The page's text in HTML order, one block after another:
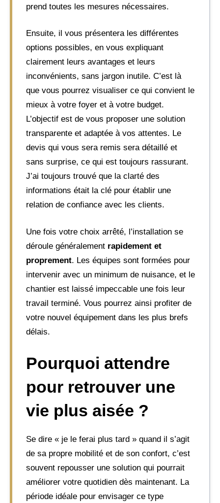
prend toutes les mesures nécessaires.
Ensuite, il vous présentera les différentes
options possibles, en vous expliquant
clairement leurs avantages et leurs
inconvénients, sans jargon inutile. C’est là
que vous pourrez visualiser ce qui convient le
mieux à votre foyer et à votre budget.
L’objectif est de vous proposer une solution
transparente et adaptée à vos attentes. Le
devis qui vous sera remis sera détaillé et
sans surprise, ce qui est toujours rassurant.
J’ai toujours trouvé que la clarté des
informations était la clé pour établir une
relation de confiance avec les clients.
Une fois votre choix arrêté, l’installation se
déroule généralement rapidement et
proprement. Les équipes sont formées pour
intervenir avec un minimum de nuisance, et le
chantier est laissé impeccable une fois leur
travail terminé. Vous pourrez ainsi profiter de
votre nouvel équipement dans les plus brefs
délais.
Pourquoi attendre
pour retrouver une
vie plus aisée ?
Se dire « je le ferai plus tard » quand il s’agit
de sa propre mobilité et de son confort, c’est
souvent repousser une solution qui pourrait
améliorer votre quotidien dès maintenant. La
période idéale pour envisager ce type